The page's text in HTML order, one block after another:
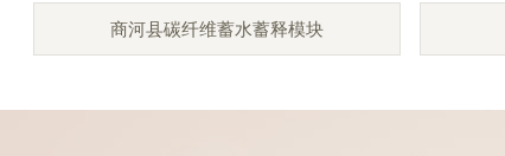
商河县碳纤维蓄水蓄释模块